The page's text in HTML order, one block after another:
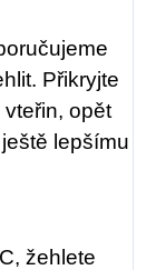
Přikryjte
opět
lepšímu
žehlete